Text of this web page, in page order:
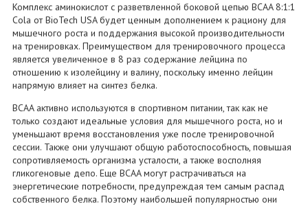
Комплекс аминокислот с разветвленной боковой цепью BCAA 8:1:1
Cola от BioTech USA будет ценным дополнением к рациону для
мышечного роста и поддержания высокой производительности
на тренировках. Преимуществом для тренировочного процесса
является увеличенное в 8 раз содержание лейцина по
отношению к изолейцину и валину, поскольку именно лейцин
напрямую влияет на синтез белка.
BCAA активно используются в спортивном питании, так как не
только создают идеальные условия для мышечного роста, но и
уменьшают время восстановления уже после тренировочной
сессии. Также они улучшают общую работоспособность, повышая
сопротивляемость организма усталости, а также восполняя
гликогеновые депо. Еще BCAA могут растрачиваться на
энергетические потребности, предупреждая тем самым распад
собственного белка. Поэтому наибольшей популярностью они